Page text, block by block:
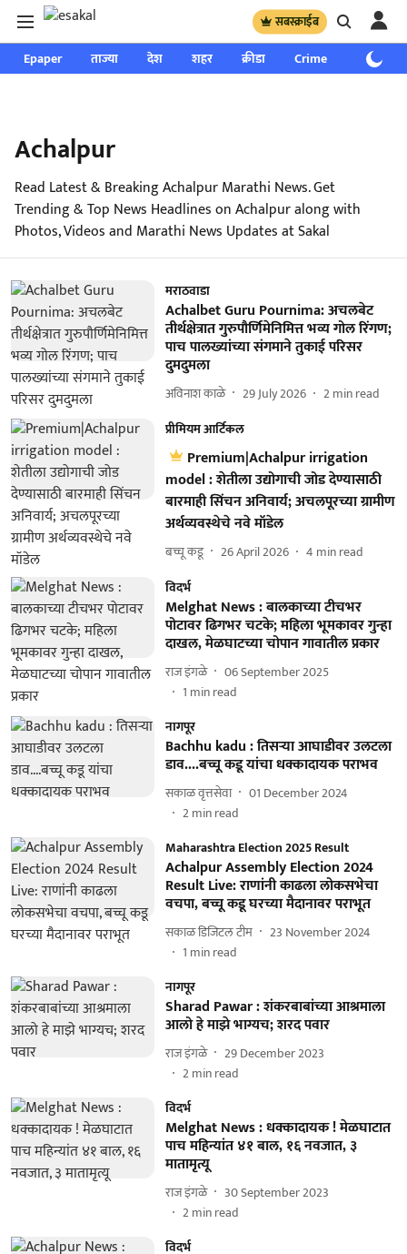
सबस्क्राईब
Epaper ताज्या देश शहर क्रीडा Crime साप्ताहिक
Achalpur
Read Latest & Breaking Achalpur Marathi News. Get
Trending & Top News Headlines on Achalpur along with
Photos, Videos and Marathi News Updates at Sakal
मराठवाडा
Achalbet Guru Pournima: अचलबेट
तीर्थक्षेत्रात गुरुपौर्णिमेनिमित्त भव्य गोल रिंगण;
पाच पालख्यांच्या संगमाने तुकाई परिसर
दुमदुमला
अविनाश काळे 29 July 2026 2min read
प्रीमियम आर्टिकल
Premium|Achalpur irrigation
model : शेतीला उद्योगाची जोड देण्यासाठी
बारमाही सिंचन अनिवार्य; अचलपूरच्या ग्रामीण
अर्थव्यवस्थेचे नवे मॉडेल
बच्चू कडू 26 April 2026 4 min read
विदर्भ
Melghat News : बालकाच्या टीचभर
पोटावर ढिगभर चटके; महिला भूमकावर गुन्हा
दाखल, मेळघाटच्या चोपान गावातील प्रकार
राज इंगळे
06 September 2025
1 min read
नागपूर
Bachhu kadu : तिसऱ्या आघाडीवर उलटला
डाव....बच्चू कडू यांचा धक्कादायक पराभव
सकाळ वृत्तसेवा
01 December 2024
2min read
Maharashtra Election 2025 Result
Achalpur Assembly Election 2024
Result Live: राणांनी काढला लोकसभेचा
वचपा, बच्चू कडू घरच्या मैदानावर पराभूत
सकाळ डिजिटल टीम
23 November 2024
1 min read
नागपूर
Sharad Pawar : शंकरबाबांच्या आश्रमाला
आलो हे माझे भाग्यच; शरद पवार
राज इंगळे
29 December 2023
2min read
विदर्भ
Melghat News : धक्कादायक ! मेळघाटात
पाच महिन्यांत ४१ बाल, १६ नवजात, ३
मातामृत्यू
राज इंगळे
30 September 2023
2min read
विदर्भ